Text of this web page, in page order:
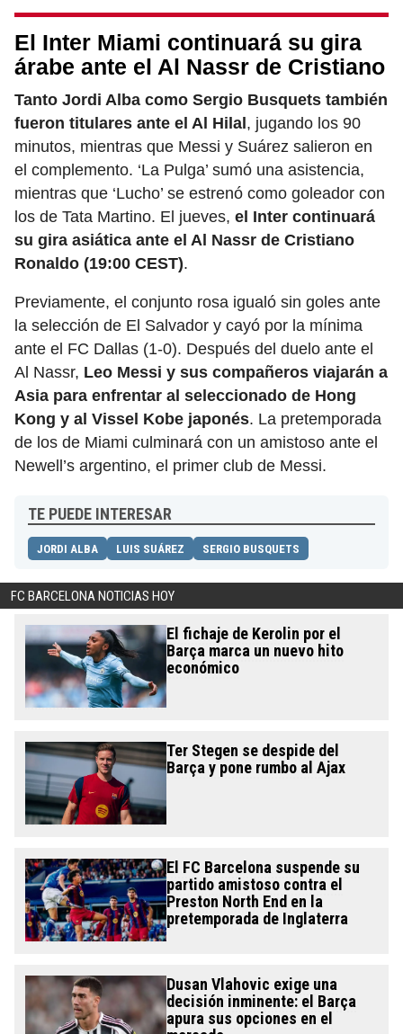
El Inter Miami continuará su gira
árabe ante el Al Nassr de Cristiano
Tanto Jordi Alba como Sergio Busquets también
fueron titulares ante el Al Hilal , jugando los 90
minutos, mientras que Messi y Suárez salieron en
el complemento. ‘La Pulga’ sumó una asistencia,
mientras que ‘Lucho’ se estrenó como goleador con
los de Tata Martino. El jueves, el Inter continuará
su gira asiática ante el Al Nassr de Cristiano
Ronaldo (19:00 CEST).
Previamente, el conjunto rosa igualó sin goles ante
la selección de El Salvador y cayó por la mínima
ante el FC Dallas (1-0). Después del duelo ante el
Al Nassr, Leo Messi y sus compañeros viajarán a
Asia para enfrentar al seleccionado de Hong
Kong y al Vissel Kobe japonés. La pretemporada
de los de Miami culminará con un amistoso ante el
Newell’s argentino, el primer club de Messi.
TE PUEDE INTERESAR
JORDI ALBA LUIS SUÁREZ SERGIO BUSQUETS
FC BARCELONA NOTICIAS HOY
El fichaje de Kerolin por el
Barça marca un nuevo hito
económico
Ter Stegen se despide del
Barça y pone rumbo al Ajax
El FC Barcelona suspende su
partido amistoso contra el
Preston North End en la
pretemporada de Inglaterra
Dusan Vlahovic exige una
decisión inminente: el Barça
apura sus opciones en el